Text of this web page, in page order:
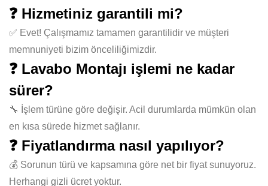
❓ Hizmetiniz garantili mi?
✅ Evet! Çalışmamız tamamen garantilidir ve müşteri
memnuniyeti bizim önceliliğimizdir.
❓ Lavabo Montajı işlemi ne kadar
sürer?
🔧 İşlem türüne göre değişir. Acil durumlarda mümkün olan
en kısa sürede hizmet sağlanır.
❓ Fiyatlandırma nasıl yapılıyor?
💰 Sorunun türü ve kapsamına göre net bir fiyat sunuyoruz.
Herhangi gizli ücret yoktur.